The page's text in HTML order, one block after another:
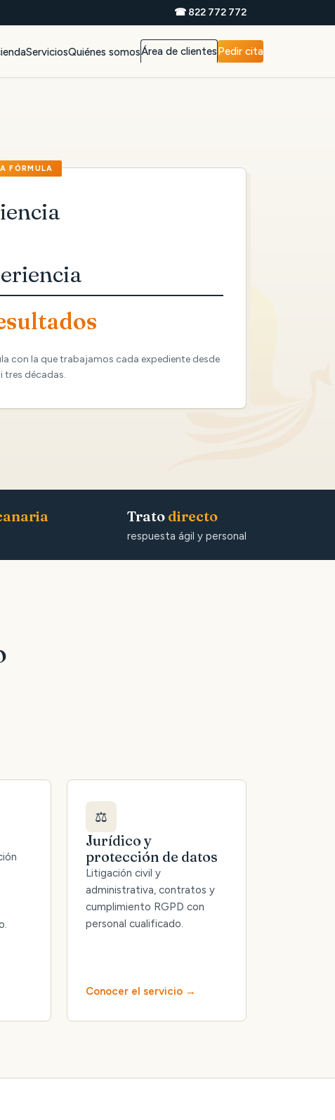
☎ 822 772 772
ServiciosQuiénes somosÁrea de clientesPedir cita
con la que trabajamos cada expediente desde
tres décadas.
Trato directo
respuesta ágil y personal
⚖️
Jurídico y
protección de datos
Litigación civil y
administrativa, contratos y
cumplimiento RGPD con
personal cualificado.
Conocer el servicio